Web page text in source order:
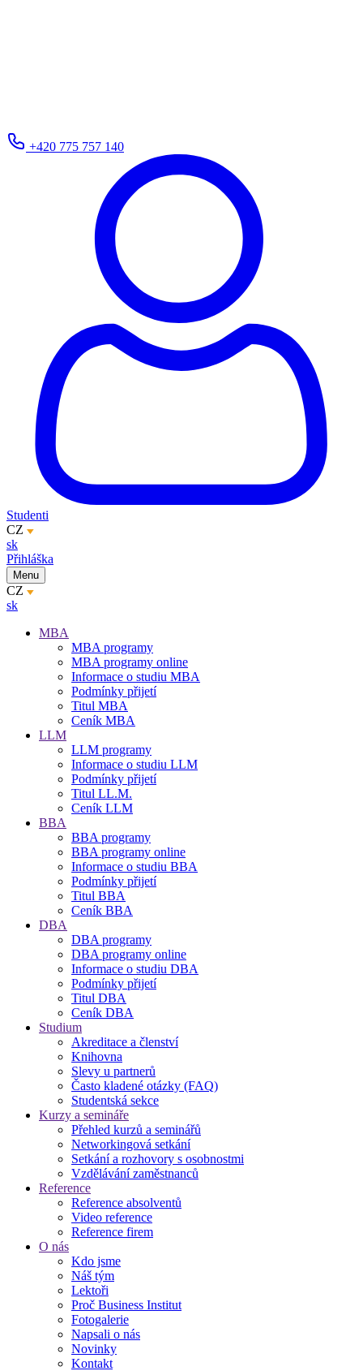
+420 775 757 140
Studenti
CZ
sk
Přihláška
Menu
CZ
sk
MBA
MBA programy
MBA programy online
Informace o studiu MBA
Podmínky přijetí
Titul MBA
Ceník MBA
LLM
LLM programy
Informace o studiu LLM
Podmínky přijetí
Titul LL.M.
Ceník LLM
BBA
BBA programy
BBA programy online
Informace o studiu BBA
Podmínky přijetí
Titul BBA
Ceník BBA
DBA
DBA programy
DBA programy online
Informace o studiu DBA
Podmínky přijetí
Titul DBA
Ceník DBA
Studium
Akreditace a členství
Knihovna
Slevy u partnerů
Často kladené otázky (FAQ)
Studentská sekce
Kurzy a semináře
Přehled kurzů a seminářů
Networkingová setkání
Setkání a rozhovory s osobnostmi
Vzdělávání zaměstnanců
Reference
Reference absolventů
Video reference
Reference firem
O nás
Kdo jsme
Náš tým
Lektoři
Proč Business Institut
Fotogalerie
Napsali o nás
Novinky
Kontakt